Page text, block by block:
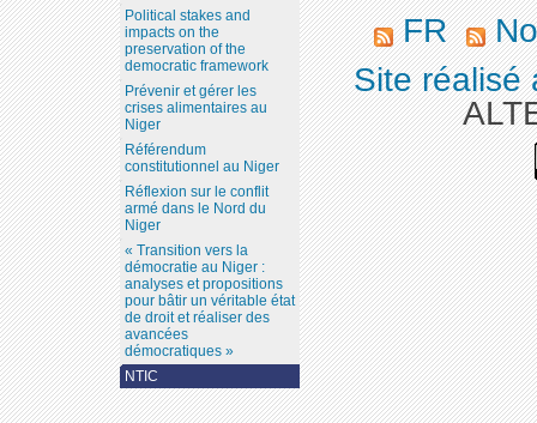
Political stakes and
impacts on the
preservation of the
democratic framework
Prévenir et gérer les
crises alimentaires au
Niger
Référendum
constitutionnel au Niger
Réflexion sur le conflit
armé dans le Nord du
Niger
« Transition vers la
démocratie au Niger :
analyses et propositions
pour bâtir un véritable état
de droit et réaliser des
avancées
démocratiques »
NTIC
FR
Site réalisé